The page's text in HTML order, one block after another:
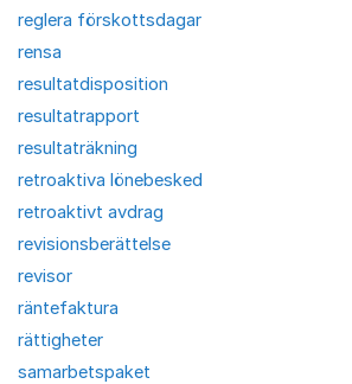
reglera förskottsdagar
rensa
resultatdisposition
resultatrapport
resultaträkning
retroaktiva lönebesked
retroaktivt avdrag
revisionsberättelse
revisor
räntefaktura
rättigheter
samarbetspaket